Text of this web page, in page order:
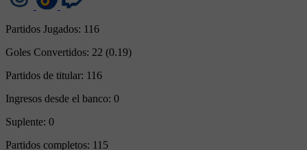
Partidos Jugados: 116
Goles Convertidos: 22 (0.19)
Partidos de titular: 116
Ingresos desde el banco: 0
Suplente: 0
Partidos completos: 115